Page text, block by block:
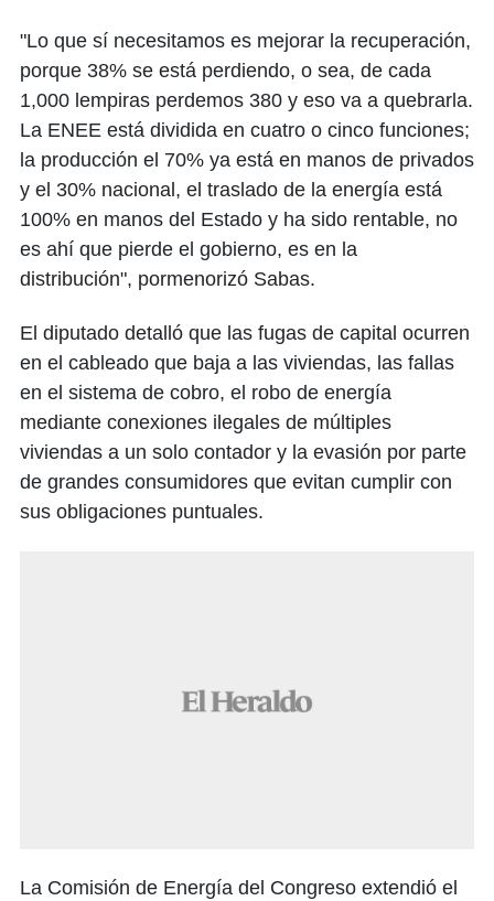
"Lo que sí necesitamos es mejorar la recuperación,
porque 38% se está perdiendo, o sea, de cada
1,000 lempiras perdemos 380 y eso va a quebrarla.
La ENEE está dividida en cuatro o cinco funciones;
la producción el 70% ya está en manos de privados
y el 30% nacional, el traslado de la energía está
100% en manos del Estado y ha sido rentable, no
es ahí que pierde el gobierno, es en la
distribución", pormenorizó Sabas.
El diputado detalló que las fugas de capital ocurren
en el cableado que baja a las viviendas, las fallas
en el sistema de cobro, el robo de energía
mediante conexiones ilegales de múltiples
viviendas a un solo contador y la evasión por parte
de grandes consumidores que evitan cumplir con
sus obligaciones puntuales.
La Comisión de Energía del Congreso extendió el